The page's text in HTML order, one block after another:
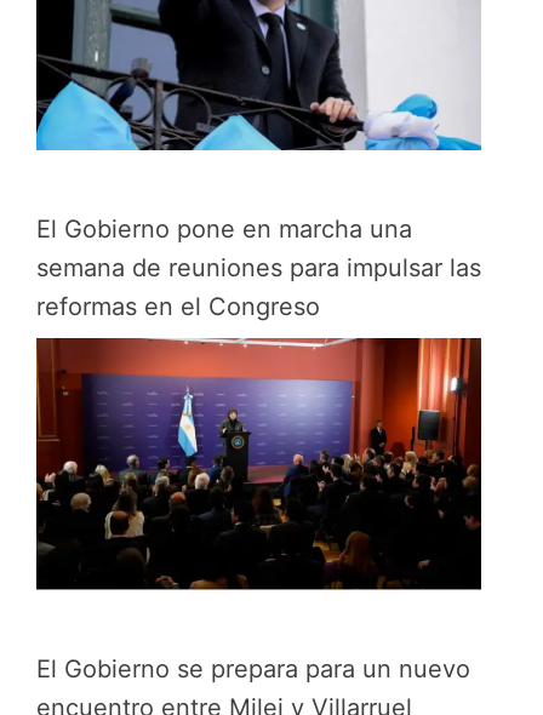
El Gobierno pone en marcha una
semana de reuniones para impulsar las
reformas en el Congreso
El Gobierno se prepara para un nuevo
encuentro entre Milei y Villarruel